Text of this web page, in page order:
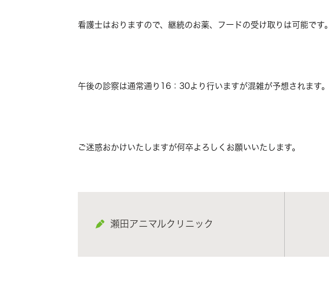
看護士はおりますので、継続のお薬、フードの受け取りは可能です。
午後の診察は通常通り16：30より行いますが混雑が予想されます。
ご迷惑おかけいたしますが何卒よろしくお願いいたします。
瀬田アニマルクリニック